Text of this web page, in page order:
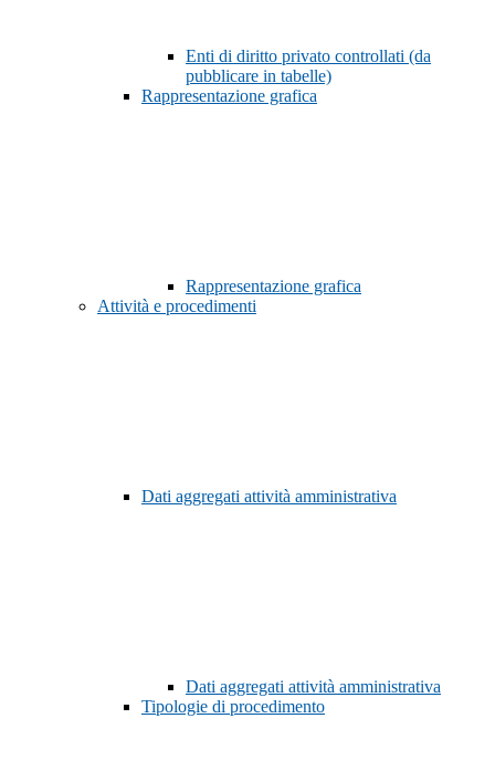
Enti di diritto privato controllati (da
pubblicare in tabelle)
Rappresentazione grafica
Rappresentazione grafica
Attività e procedimenti
Dati aggregati attività amministrativa
Dati aggregati attività amministrativa
Tipologie di procedimento